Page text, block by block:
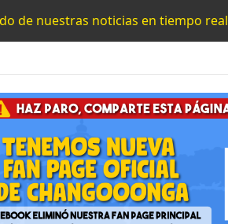
de nuestras noticias en tiempo real